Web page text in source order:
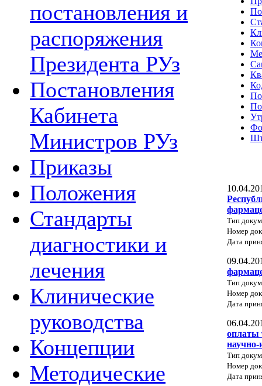
постановления и
распоряжения
Президента РУз
Постановления
Кабинета
Министров РУз
Приказы
Положения
Стандарты
диагностики и
лечения
Клинические
руководства
Концепции
Методические
Тип
Номер
Дата
Тип
Номер
Дата
оплаты
научно-
Тип
Номер
Дата